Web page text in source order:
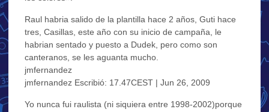
Raul habria salido de la plantilla hace 2 años, Guti hace
tres, Casillas, este año con su inicio de campaña, le
habrian sentado y puesto a Dudek, pero como son
canteranos, se les aguanta mucho.
jmfernandez
jmfernandez Escribió: 17.47CEST | Jun 26, 2009
Yo nunca fui raulista (ni siquiera entre 1998-2002)porque